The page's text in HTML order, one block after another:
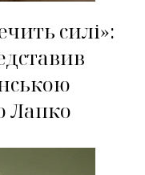
силі»:
Лапко